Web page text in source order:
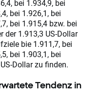
bei 1.934,9, bei
bei 1.926,1, bei
bei 1.915,4 bzw. bei
der 1.913,3 US-Dollar
bie 1.911,7, bei
bei 1.903,1, bei
Dollar zu finden.
Tendenz in